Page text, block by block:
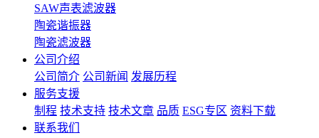
SAW声表滤波器
陶瓷谐振器
陶瓷滤波器
公司介绍
公司简介 公司新闻 发展历程
服务支援
制程 技术支持 技术文章 品质 ESG专区 资料下载
联系我们